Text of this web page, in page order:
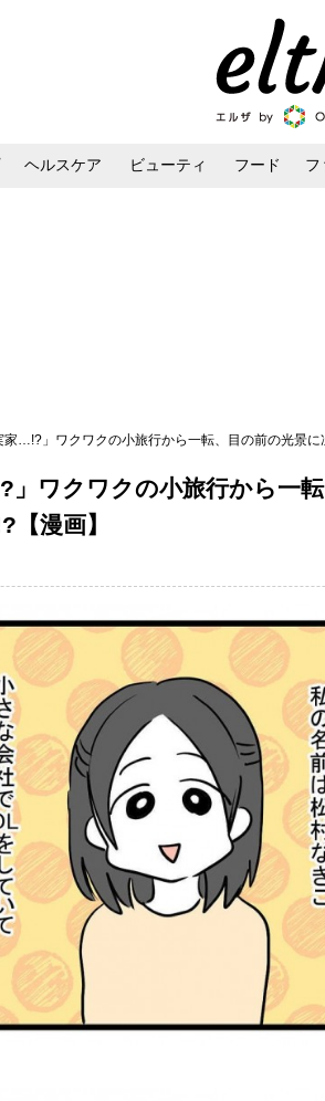
ヘルスケア ビューティ フード フ
家…!?」ワクワクの小旅行から一転、目の前の光景に
」ワクワクの小旅行から一
漫画】